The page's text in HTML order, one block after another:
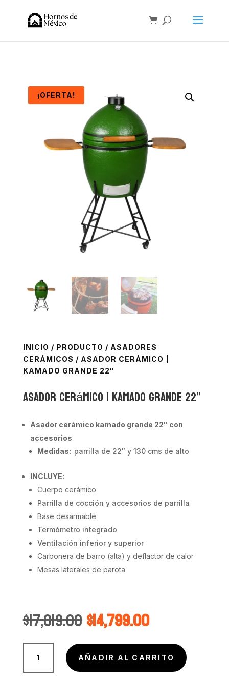
¡OFERTA!
INICIO / PRODUCTO / ASADORES
CERÁMICOS / ASADOR CERÁMICO |
KAMADO GRANDE 22″
Asador Cerámico | Kamado Grande 22″
Asador cerámico kamado grande 22″ con
accesorios
Medidas: parrilla de 22″ y 130 cms de alto
INCLUYE:
Cuerpo cerámico
Parrilla de cocción y accesorios de parrilla
Base desarmable
Termómetro integrado
Ventilación inferior y superior
Carbonera de barro (alta) y deflactor de calor
Mesas laterales de parota
$17,019.00El
precio
original
era:
$17,019.00.
$14,799.00Elprecio
actual
es:
$14,799.00.
Asador
Cerámico
|
AÑADIR AL CARRITO